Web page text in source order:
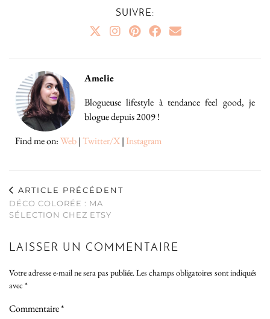
SUIVRE:
Amelie
Blogueuse lifestyle à tendance feel good, je
blogue depuis 2009 !
Find me on:Web|Twitter/X| Instagram
ARTICLE PRÉCÉDENT
DÉCO COLORÉE : MA
SÉLECTION CHEZ ETSY
LAISSER UN COMMENTAIRE
Votre adresse e-mail ne sera pas publiée.Les champs obligatoires sont indiqués
avec *
Commentaire*